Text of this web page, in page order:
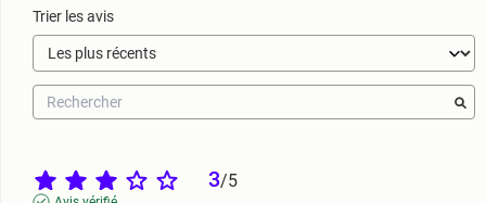
Trier les avis
3/5